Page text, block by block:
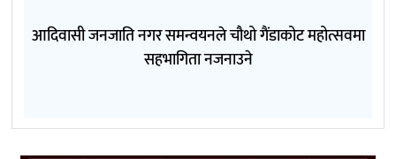
आदिवासी जनजाति नगर समन्वयनले चौथो गैंडाकोट महोत्सवमा
सहभागिता नजनाउने